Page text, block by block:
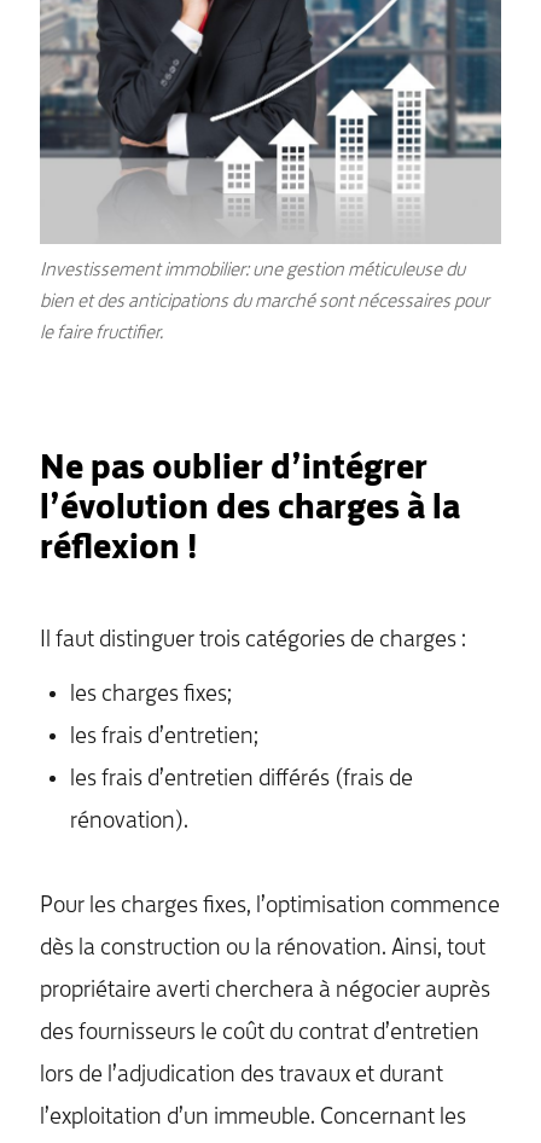
Investissement immobilier: une gestion méticuleuse du
bien et des anticipations du marché sont nécessaires pour
le faire fructifier.
Ne pas oublier d’intégrer
l’évolution des charges à la
réflexion !
Il faut distinguer trois catégories de charges :
les charges fixes;
les frais d’entretien;
les frais d’entretien différés (frais de
rénovation).
Pour les charges fixes, l’optimisation commence
dès la construction ou la rénovation. Ainsi, tout
propriétaire averti cherchera à négocier auprès
des fournisseurs le coût du contrat d’entretien
lors de l’adjudication des travaux et durant
l’exploitation d’un immeuble. Concernant les